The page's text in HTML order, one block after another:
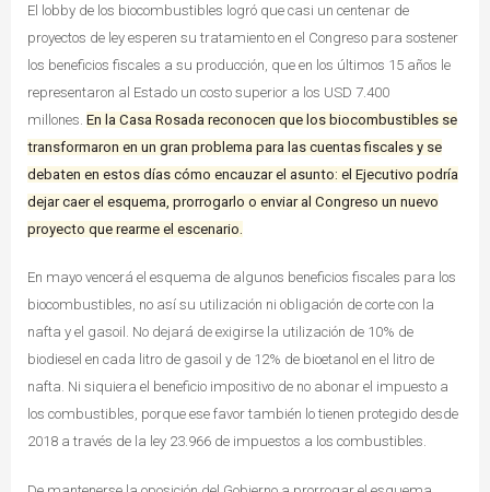
El lobby de los biocombustibles logró que casi un centenar de
proyectos de ley esperen su tratamiento en el Congreso para sostener
los beneficios fiscales a su producción, que en los últimos 15 años le
representaron al Estado un costo superior a los USD 7.400
millones. En la Casa Rosada reconocen que los biocombustibles se
transformaron en un gran problema para las cuentas fiscales y se
debaten en estos días cómo encauzar el asunto: el Ejecutivo podría
dejar caer el esquema, prorrogarlo o enviar al Congreso un nuevo
proyecto que rearme el escenario.
En mayo vencerá el esquema de algunos beneficios fiscales para los
biocombustibles, no así su utilización ni obligación de corte con la
nafta y el gasoil. No dejará de exigirse la utilización de 10% de
biodiesel en cada litro de gasoil y de 12% de bioetanol en el litro de
nafta. Ni siquiera el beneficio impositivo de no abonar el impuesto a
los combustibles, porque ese favor también lo tienen protegido desde
2018 a través de la ley 23.966 de impuestos a los combustibles.